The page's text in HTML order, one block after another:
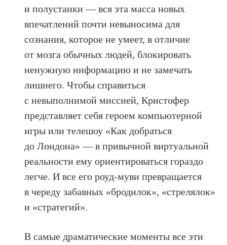
и полустанки — вся эта масса новых
впечатлений почти невыносима для
сознания, которое не умеет, в отличие
от мозга обычных людей, блокировать
ненужную информацию и не замечать
лишнего. Чтобы справиться
с невыполнимой миссией, Кристофер
представляет себя героем компьютерной
игры или телешоу «Как добраться
до Лондона» — в привычной виртуальной
реальности ему ориентироваться гораздо
легче. И все его роуд-муви превращается
в череду забавных «бродилок», «стрелялок»
и «стратегий».
В самые драматические моменты все эти